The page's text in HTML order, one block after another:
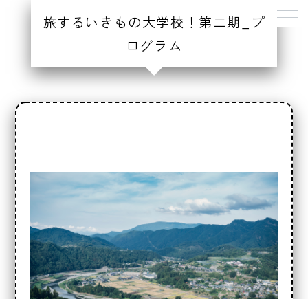
旅するいきもの大学校！第二期_プ
ログラム